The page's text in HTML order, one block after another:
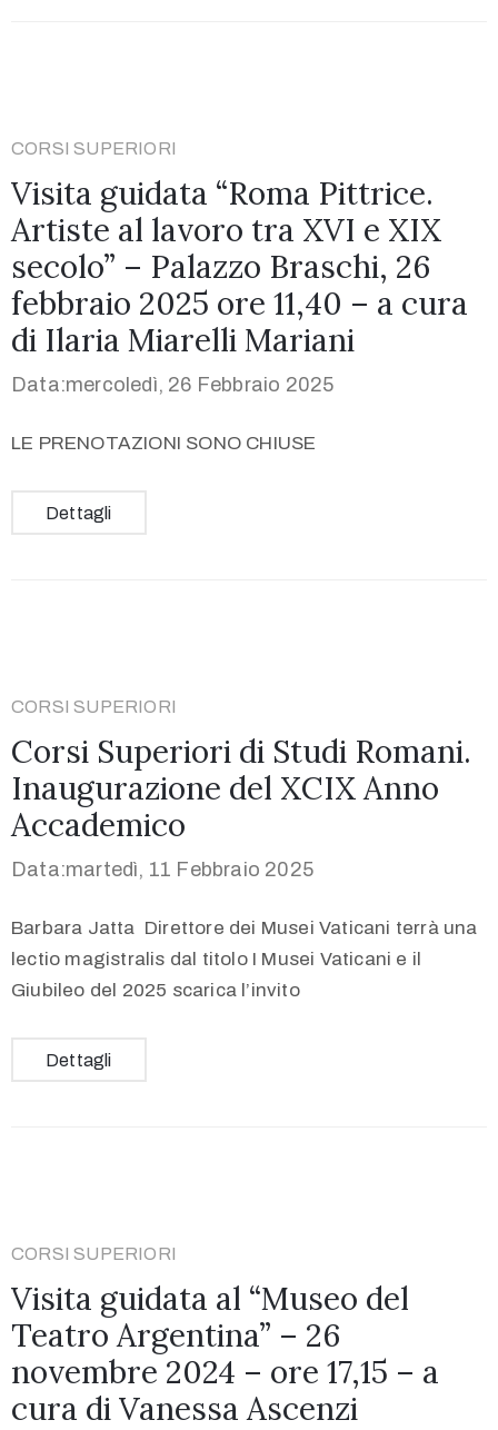
CORSI SUPERIORI
Visita guidata “Roma Pittrice.
Artiste al lavoro tra XVI e XIX
secolo” – Palazzo Braschi, 26
febbraio 2025 ore 11,40 – a cura
di Ilaria Miarelli Mariani
Data:mercoledì, 26 Febbraio 2025
LE PRENOTAZIONI SONO CHIUSE
Dettagli
CORSI SUPERIORI
Corsi Superiori di Studi Romani.
Inaugurazione del XCIX Anno
Accademico
Data:martedì, 11 Febbraio 2025
Barbara Jatta Direttore dei Musei Vaticani terrà una
lectio magistralis dal titolo I Musei Vaticani e il
Giubileo del 2025 scarica l’invito
Dettagli
CORSI SUPERIORI
Visita guidata al “Museo del
Teatro Argentina” – 26
novembre 2024 – ore 17,15 – a
cura di Vanessa Ascenzi